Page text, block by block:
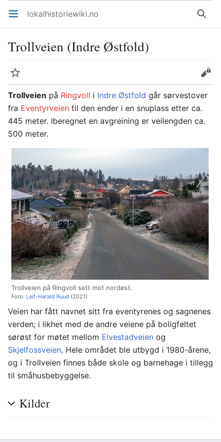
Åpne hovedmenyen lokalhistoriewiki.no Søk
Trollveien (Indre Østfold)
Overvåk
Rediger
Trollveien på Ringvoll i Indre Østfold går sørvestover
fra Eventyrveien til den ender i en snuplass etter ca.
445 meter. Iberegnet en avgreining er veilengden ca.
500 meter.
Trollveien på Ringvoll sett mot nordøst.
Foto: Leif-Harald Ruud (2021)
Veien har fått navnet sitt fra eventyrenes og sagnenes
verden; i likhet med de andre veiene på boligfeltet
sørøst for møtet mellom Elvestadveien og
Skjelfossveien. Hele området ble utbygd i 1980-årene,
og i Trollveien finnes både skole og barnehage i tillegg
til småhusbebyggelse.
Kilder